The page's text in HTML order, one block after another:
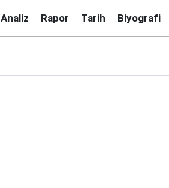
Analiz Rapor Tarih Biyografi